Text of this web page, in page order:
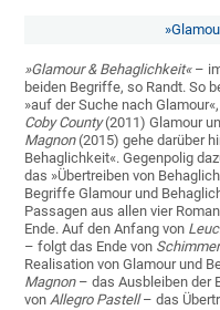
»Glamour & Behaglichkeit«–
beiden Begriffe, so Randt. So
»auf der Suche nach
Coby County(2011) Glamour
Magnon(2015) gehe darüber
Behaglichkeit«. Gegenpolig
das »Übertreiben von
Begriffe Glamour und
Passagen aus allen vier
Ende. Auf den Anfang von
– folgt das Ende von
Realisation von Glamour und
Magnon– das Ausbleiben der
vonAllegro Pastell– das